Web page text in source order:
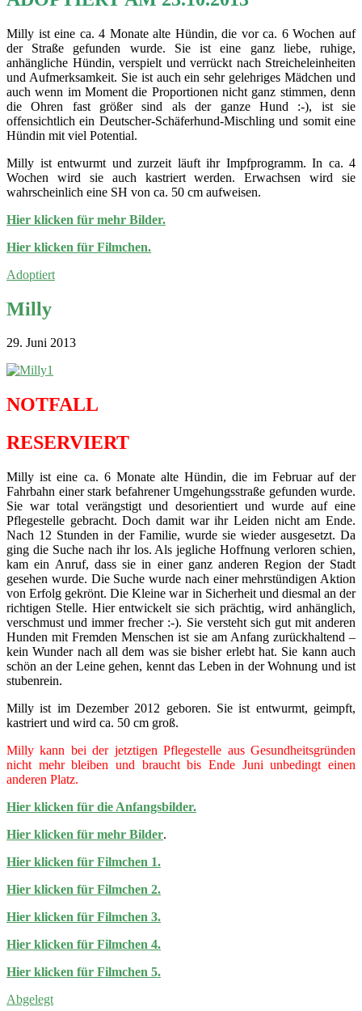
Milly ist eine ca. 4 Monate alte Hündin, die vor ca. 6 Wochen auf
der Straße gefunden wurde. Sie ist eine ganz liebe, ruhige,
anhängliche Hündin, verspielt und verrückt nach Streicheleinheiten
und Aufmerksamkeit. Sie ist auch ein sehr gelehriges Mädchen und
auch wenn im Moment die Proportionen nicht ganz stimmen, denn
die Ohren fast größer sind als der ganze Hund :-), ist sie
offensichtlich ein Deutscher-Schäferhund-Mischling und somit eine
Hündin mit viel Potential.
Milly ist entwurmt und zurzeit läuft ihr Impfprogramm. In ca. 4
Wochen wird sie auch kastriert werden. Erwachsen wird sie
wahrscheinlich eine SH von ca. 50 cm aufweisen.
Hier klicken für mehr Bilder.
Hier klicken für Filmchen.
Adoptiert
Milly
29. Juni 2013
NOTFALL
RESERVIERT
Milly ist eine ca. 6 Monate alte Hündin, die im Februar auf der
Fahrbahn einer stark befahrener Umgehungsstraße gefunden wurde.
Sie war total verängstigt und desorientiert und wurde auf eine
Pflegestelle gebracht. Doch damit war ihr Leiden nicht am Ende.
Nach 12 Stunden in der Familie, wurde sie wieder ausgesetzt. Da
ging die Suche nach ihr los. Als jegliche Hoffnung verloren schien,
kam ein Anruf, dass sie in einer ganz anderen Region der Stadt
gesehen wurde. Die Suche wurde nach einer mehrstündigen Aktion
von Erfolg gekrönt. Die Kleine war in Sicherheit und diesmal an der
richtigen Stelle. Hier entwickelt sie sich prächtig, wird anhänglich,
verschmust und immer frecher :-). Sie versteht sich gut mit anderen
Hunden mit Fremden Menschen ist sie am Anfang zurückhaltend –
kein Wunder nach all dem was sie bisher erlebt hat. Sie kann auch
schön an der Leine gehen, kennt das Leben in der Wohnung und ist
stubenrein.
Milly ist im Dezember 2012 geboren. Sie ist entwurmt, geimpft,
kastriert und wird ca. 50 cm groß.
Milly kann bei der jetztigen Pflegestelle aus Gesundheitsgründen
nicht mehr bleiben und braucht bis Ende Juni unbedingt einen
anderen Platz.
Hier klicken für die Anfangsbilder.
Hier klicken für mehr Bilder.
Hier klicken für Filmchen 1.
Hier klicken für Filmchen 2.
Hier klicken für Filmchen 3.
Hier klicken für Filmchen 4.
Hier klicken für Filmchen 5.
Abgelegt